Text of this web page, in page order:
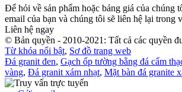
Để hỏi về sản phẩm hoặc bảng giá của chúng
email của bạn và chúng tôi sẽ liên hệ lại trong
Liên hệ ngay
© Bản quyền - 2010-2021: Tất cả các quyền
Từ khóa nổi bật, Sơ đồ trang web
Đá granit đen, Gạch ốp tường bằng đá cẩm
vàng, Đá granit xám nhạt, Mặt bàn đá granite